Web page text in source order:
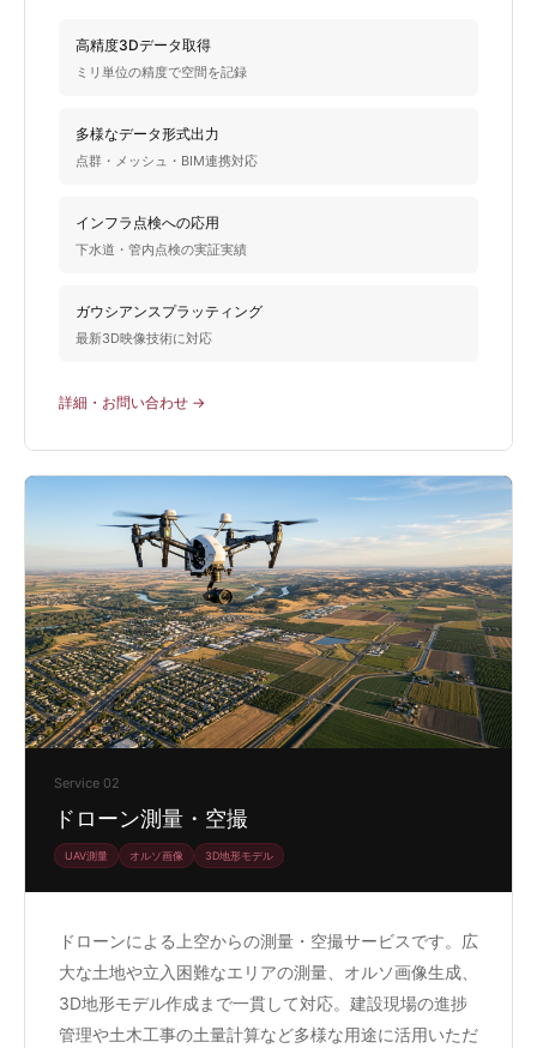
高精度3Dデータ取得
ミリ単位の精度で空間を記録
多様なデータ形式出力
点群・メッシュ・BIM連携対応
インフラ点検への応用
下水道・管内点検の実証実績
ガウシアンスプラッティング
最新3D映像技術に対応
詳細・お問い合わせ →
Service 02
ドローン測量・空撮
UAV測量 オルソ画像 3D地形モデル
ドローンによる上空からの測量・空撮サービスです。広
大な土地や立入困難なエリアの測量、オルソ画像生成、
3D地形モデル作成まで一貫して対応。建設現場の進捗
管理や土木工事の土量計算など多様な用途に活用いただ